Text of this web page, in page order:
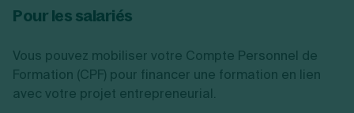
Pour les salariés
Vous pouvez mobiliser votre Compte Personnel de
Formation (CPF) pour financer une formation en lien
avec votre projet entrepreneurial.